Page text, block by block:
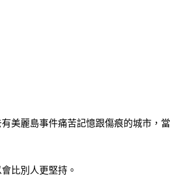
美麗島事件痛苦記憶跟傷痕的城市，當
比別人更堅持。